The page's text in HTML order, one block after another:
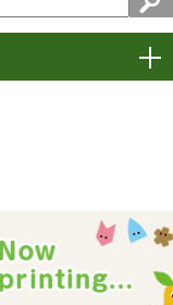
117
510